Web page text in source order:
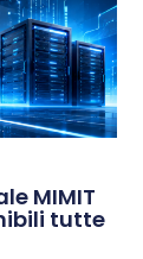
MIMIT
tutte